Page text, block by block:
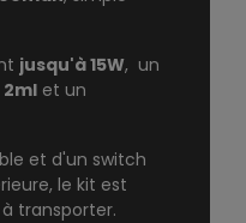
jusqu'à 15W, un
2ml et un
et d'un switch
le kit est
transporter.